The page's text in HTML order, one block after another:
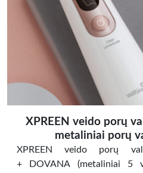
XPREEN veido porų
metaliniai porų
XPREEN veido porų
+ DOVANA (metaliniai 5